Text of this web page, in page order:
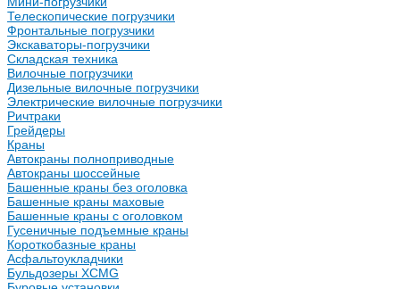
Телескопические погрузчики
Фронтальные погрузчики
Экскаваторы-погрузчики
Складская техника
Вилочные погрузчики
Дизельные вилочные погрузчики
Электрические вилочные погрузчики
Ричтраки
Грейдеры
Краны
Автокраны полноприводные
Автокраны шоссейные
Башенные краны без оголовка
Башенные краны маховые
Башенные краны с оголовком
Гусеничные подъемные краны
Короткобазные краны
Асфальтоукладчики
Бульдозеры XCMG